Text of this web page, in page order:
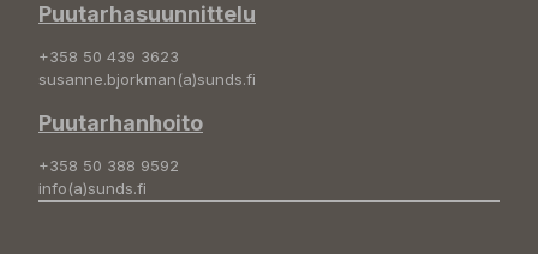
Puutarhasuunnittelu
+358 50 439 3623
susanne.bjorkman(a)sunds.fi
Puutarhanhoito
+358 50 388 9592
info(a)sunds.fi